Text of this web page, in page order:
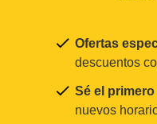
Ofertas
descuentos
Sé el
nuevos